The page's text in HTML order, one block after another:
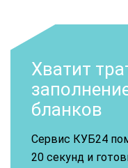
Хватит
бланков
Сервис КУБ24
20 секунд и